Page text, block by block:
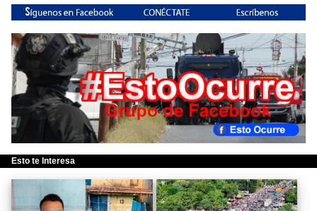
Esto te Interesa